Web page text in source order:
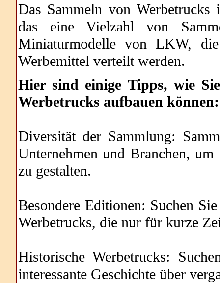
Das Sammeln von Werbetrucks
das eine Vielzahl von
Miniaturmodelle von LKW,
Werbemittel verteilt werden.
Hier sind einige Tipps, wie
Werbetrucks aufbauen können:
Diversität der Sammlung:
Unternehmen und Branchen,
zu gestalten.
Besondere Editionen: Suchen
Werbetrucks, die nur für kurze
Historische Werbetrucks:
interessante Geschichte über